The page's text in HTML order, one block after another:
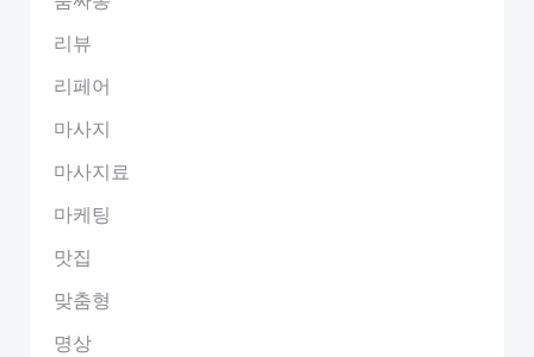
리뷰
리페어
마사지
마사지료
마케팅
맛집
맞춤형
명상